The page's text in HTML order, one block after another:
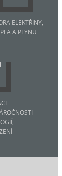
ELEKTŘINY,
A PLYNU